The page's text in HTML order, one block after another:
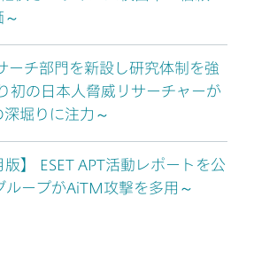
ーチ部門を新設し研究体制を強
初の日本人脅威リサーチャーが
堀りに注力～
版】 ESET APT活動レポートを公
ループがAiTM攻撃を多用～